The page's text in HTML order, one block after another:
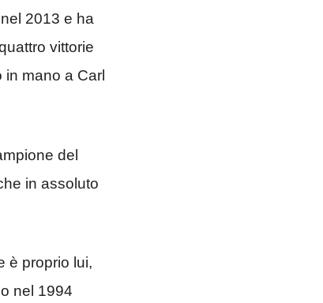
2013 e ha
vittorie
mano a Carl
del
in assoluto
è proprio lui,
nel 1994